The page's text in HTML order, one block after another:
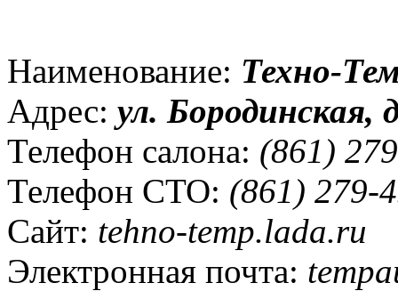
Наименование: Техно-
Адрес: ул. Бородинская,
Телефон салона: (861)
Телефон СТО: (861) 279-
Сайт: tehno-temp.lada.ru
Электронная почта: